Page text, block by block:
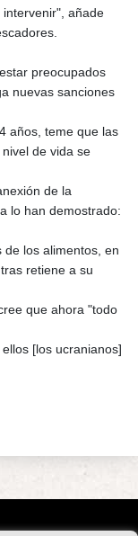
añade
preocupados
nuevas sanciones
años, teme que las
de vida se
de la
lo han demostrado:
los alimentos, en
retiene a su
que ahora "todo
[los ucranianos]